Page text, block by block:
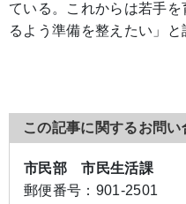
ている。これからは若手
るよう準備を整えたい」と
この記事に関するお問い
市民部 市民生活課
郵便番号： 901-2501